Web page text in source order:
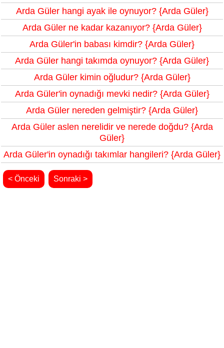
Arda Güler hangi ayak ile oynuyor? {Arda Güler}
Arda Güler ne kadar kazanıyor? {Arda Güler}
Arda Güler'in babası kimdir? {Arda Güler}
Arda Güler hangi takımda oynuyor? {Arda Güler}
Arda Güler kimin oğludur? {Arda Güler}
Arda Güler'in oynadığı mevki nedir? {Arda Güler}
Arda Güler nereden gelmiştir? {Arda Güler}
Arda Güler aslen nerelidir ve nerede doğdu? {Arda
Güler}
Arda Güler'in oynadığı takımlar hangileri? {Arda Güler}
< Önceki Sonraki >